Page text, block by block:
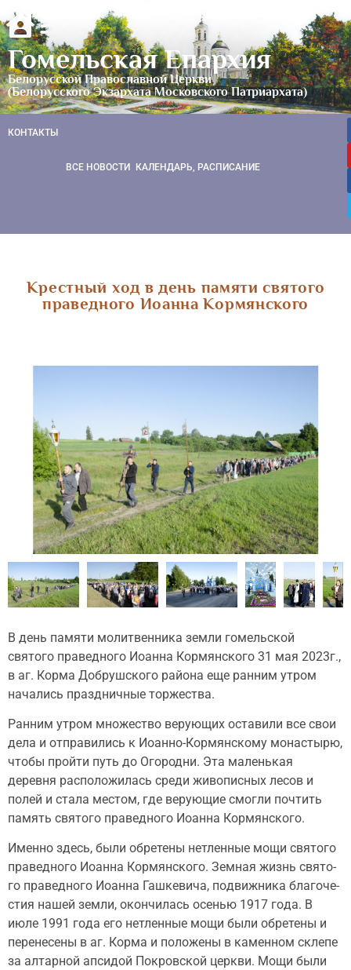
Гомельская Епархия
Белорусской Православной Церкви
(Белорусского Экзархата Московского Патриархата)
КОНТАКТЫ
ВСЕ НОВОСТИ КАЛЕНДАРЬ, РАСПИСАНИЕ
Крестный ход в день памяти святого
праведного Иоанна Кормянского
В день памяти молитвенника земли гомельской
святого праведного Иоанна Кормянского 31 мая 2023г.,
в аг. Корма Добрушского района еще ранним утром
начались праздничные торжества.
Ранним утром множество верующих оставили все свои
дела и отправились к Иоанно-Кормянскому монастырю,
чтобы пройти путь до Огородни. Эта маленькая
деревня расположилась среди живописных лесов и
полей и стала местом, где верующие смогли почтить
память святого праведного Иоанна Кормянского.
Именно здесь, были обретены нетленные мощи святого
праведного Иоанна Кормянского. Зем­ная жизнь свя­то­
го пра­вед­но­го Иоан­на Гаш­ке­ви­ча, по­движ­ни­ка бла­го­че­
стия на­шей зем­ли, окон­чи­лась осе­нью 1917 го­да. В
июле 1991 го­да его нетлен­ные мо­щи бы­ли об­ре­те­ны и
пе­ре­не­се­ны в аг. Кор­ма и по­ло­же­ны в ка­мен­ном скле­пе
за ал­тар­ной ап­си­дой По­кров­ской церк­ви. Мощи были